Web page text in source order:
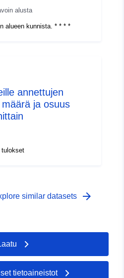
alusta
Luettelo Pays de la Loiren alueen kunnista. * * * *
annettujen
ja osuus
tulokset
similar datasets arrow_forward
tietoaineistot